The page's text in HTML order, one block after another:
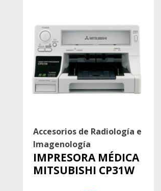
Accesorios de Radiología e
Imagenología
IMPRESORA MÉDICA
MITSUBISHI CP31W